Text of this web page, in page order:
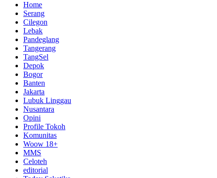
Home
Serang
Cilegon
Lebak
Pandeglang
Tangerang
TangSel
Depok
Bogor
Banten
Jakarta
Lubuk Linggau
Nusantara
Opini
Profile Tokoh
Komunitas
Woow 18+
MMS
Celoteh
editorial